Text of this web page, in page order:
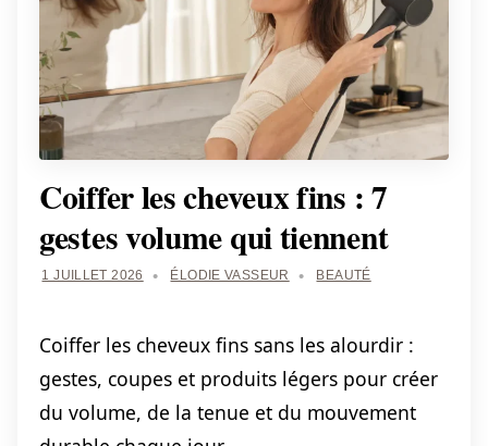
Coiffer les cheveux fins : 7
gestes volume qui tiennent
1 JUILLET 2026 ÉLODIE VASSEUR BEAUTÉ
Coiffer les cheveux fins sans les alourdir :
gestes, coupes et produits légers pour créer
du volume, de la tenue et du mouvement